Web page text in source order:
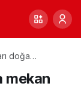
doğa
mekan
0 Paylaş